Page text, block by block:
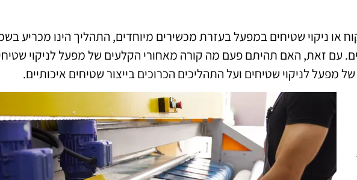
או ניקוי שטיחים במפעל בעזרת מכשירים מיוחדים, התהליך הינו מכריע
עם זאת, האם תהיתם פעם מה קורה מאחורי הקלעים של מפעל לניקוי
לניקוי שטיחים ועל התהליכים הכרוכים בייצור שטיחים איכותיים.